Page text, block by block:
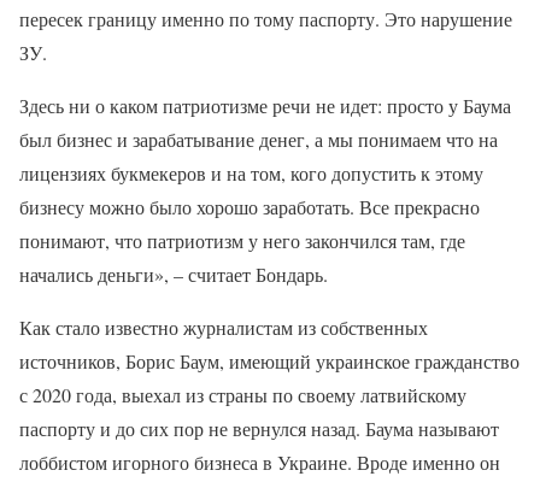
пересек границу именно по тому паспорту. Это нарушение
ЗУ.
Здесь ни о каком патриотизме речи не идет: просто у Баума
был бизнес и зарабатывание денег, а мы понимаем что на
лицензиях букмекеров и на том, кого допустить к этому
бизнесу можно было хорошо заработать. Все прекрасно
понимают, что патриотизм у него закончился там, где
начались деньги», – считает Бондарь.
Как стало известно журналистам из собственных
источников, Борис Баум, имеющий украинское гражданство
с 2020 года, выехал из страны по своему латвийскому
паспорту и до сих пор не вернулся назад. Баума называют
лоббистом игорного бизнеса в Украине. Вроде именно он